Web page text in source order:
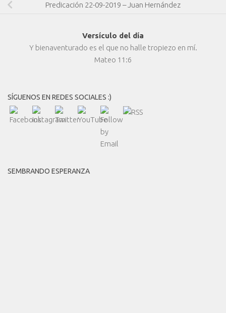
Predicación 22-09-2019 – Juan Hernández
Versículo del día
Y bienaventurado es el que no halle tropiezo en mí.
Mateo 11:6
SÍGUENOS EN REDES SOCIALES :)
SEMBRANDO ESPERANZA